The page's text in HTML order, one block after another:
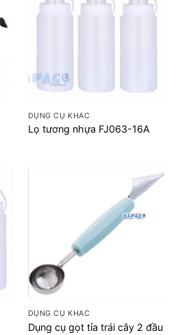
+
DỤNG CỤ KHÁC
Lọ tương nhựa FJ063-16A
+
DỤNG CỤ KHÁC
Dụng cụ gọt tỉa trái cây 2 đầu